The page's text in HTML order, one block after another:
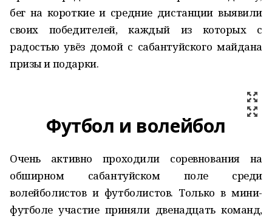
бег на короткие и средние дистанции выявили
своих победителей, каждый из которых с
радостью увёз домой с сабантуйского майдана
призы и подарки.
Футбол и волейбол
Очень активно проходили соревнования на
обширном сабантуйском поле среди
волейболистов и футболистов. Только в мини-
футболе участие приняли двенадцать команд,